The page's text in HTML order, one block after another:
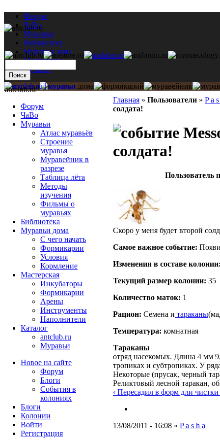
Форум
ЧаВо
Муравьи
Библиотека
Муравьи дома
Мастерская
Каталог
Главная » Пользователи » P a
солдата!
солдата!
Пользователь
Скоро у меня будет второй
Самое важное событие:
Изменения в составе
Текущий размер кoлонии: 35
Количество маток: 1
Рацион: Семена и тараканы
Температура: комнатная
Тараканы
отряд насекомых. Длина 4 мм
тропиках и субтропиках. У
Некоторые (прусак, черный
Реликтовый лесной таракан,
‹ Пересадил в форм дли
13/08/2011 - 16:08 » P a s h a
antclub.ru
Форум
ЧаВо
Муравьи
Атлас муравьёв
Строение
муравья
Муравейник в
разрезе
Таблица лёта
Методы
изучения
Фильмы о
муравьях
Библиотека
Муравьи дома
С чего начать
Формикарии
Условия
Кормление
Мастерская
Инкубаторы
Формикарии
Арены
Инструменты
Наполнители
Каталог
antclub.ru
Муравьи
Новое на сайте
Форум
Блоги
События в
колониях
Блоги
Колонии
Войти
Peгиcтpaция